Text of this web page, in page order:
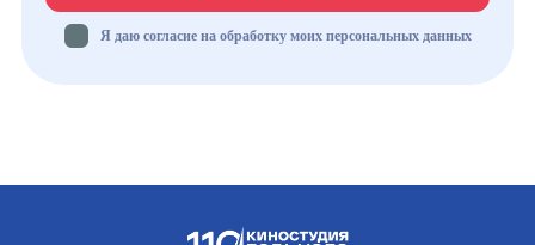
Я даю согласие на обработку моих персональных данных